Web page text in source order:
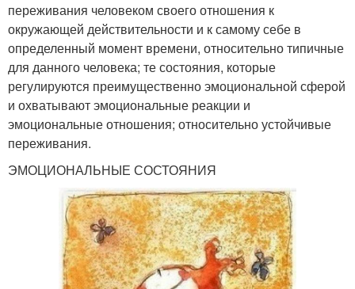
переживания человеком своего отношения к
окружающей действительности и к самому себе в
определенный момент времени, относительно типичные
для данного человека; те состояния, которые
регулируются преимущественно эмоциональной сферой
и охватывают эмоциональные реакции и
эмоциональные отношения; относительно устойчивые
переживания.
ЭМОЦИОНАЛЬНЫЕ СОСТОЯНИЯ